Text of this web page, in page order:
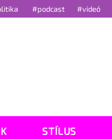
#podcast #videó
STÍLUS